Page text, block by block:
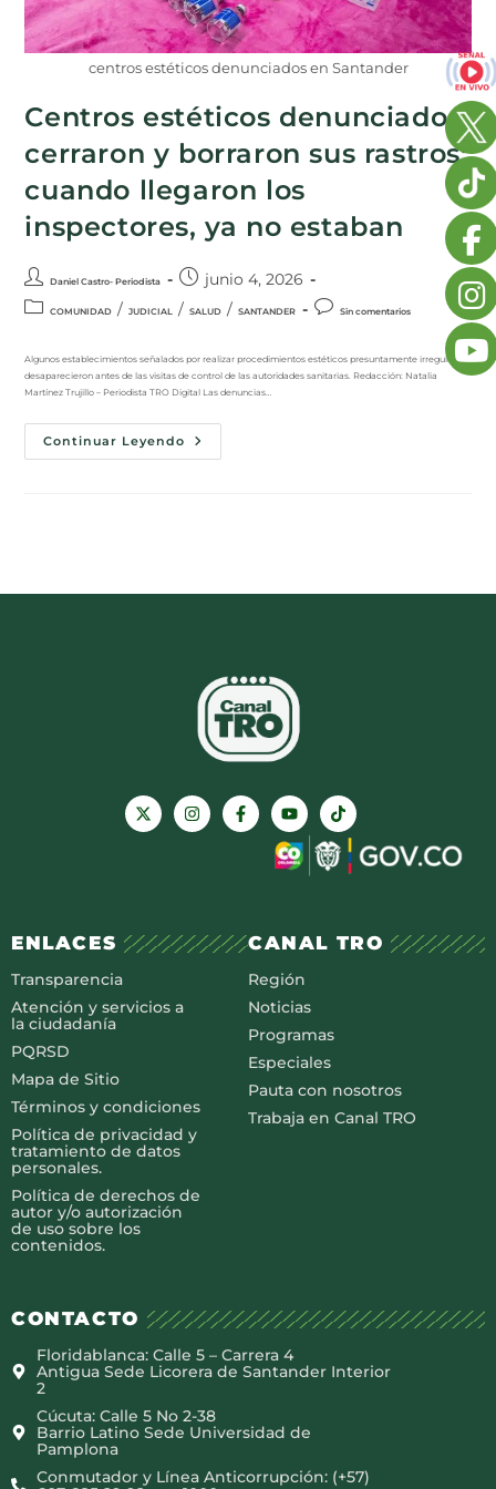
centros estéticos denunciados en Santander
Centros estéticos denunciados
cerraron y borraron sus rastros:
cuando llegaron los
inspectores, ya no estaban
Daniel Castro- Periodista junio 4, 2026
COMUNIDAD / JUDICIAL / SALUD / SANTANDER Sin comentarios
Algunos establecimientos señalados por realizar procedimientos estéticos presuntamente irregulares
desaparecieron antes de las visitas de control de las autoridades sanitarias. Redacción: Natalia
Martínez Trujillo – Periodista TRO Digital Las denuncias…
Continuar Leyendo
ENLACES
Transparencia
Atención y servicios a
la ciudadanía
PQRSD
Mapa de Sitio
Términos y condiciones
Política de privacidad y
tratamiento de datos
personales.
Política de derechos de
autor y/o autorización
de uso sobre los
contenidos.
CANAL TRO
Región
Noticias
Programas
Especiales
Pauta con nosotros
Trabaja en Canal TRO
CONTACTO
Floridablanca: Calle 5 – Carrera 4
Antigua Sede Licorera de Santander Interior
2
Cúcuta: Calle 5 No 2-38
Barrio Latino Sede Universidad de
Pamplona
Conmutador y Línea Anticorrupción: (+57)